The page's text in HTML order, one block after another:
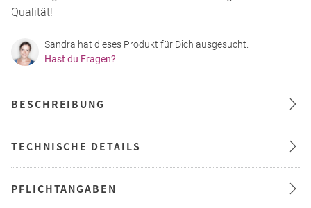
Qualität!
Sandra hat dieses Produkt für Dich ausgesucht.
Hast du Fragen?
BESCHREIBUNG
TECHNISCHE DETAILS
PFLICHTANGABEN